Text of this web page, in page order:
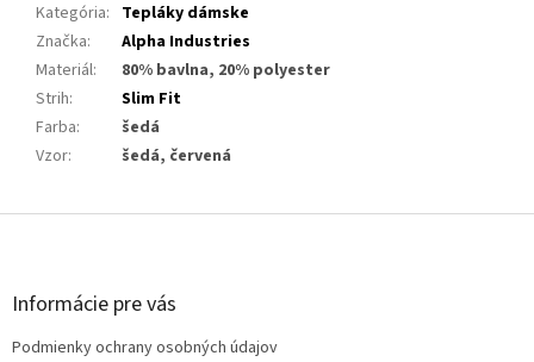
Kategória: Tepláky dámske
Značka:
Alpha Industries
Materiál:
80% bavlna, 20% polyester
Strih:
Slim Fit
Farba:
šedá
Vzor: šedá, červená
Z
Informácie pre vás
Podmienky ochrany osobných údajov